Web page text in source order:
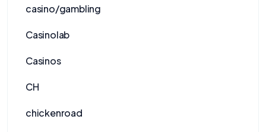
casino/gambling
Casinolab
Casinos
CH
chickenroad